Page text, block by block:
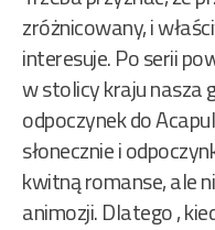
zróżnicowany, i
interesuje. Po serii
w stolicy kraju nasza
odpoczynek do
słonecznie i
kwitną romanse, ale
animozji. Dlatego ,